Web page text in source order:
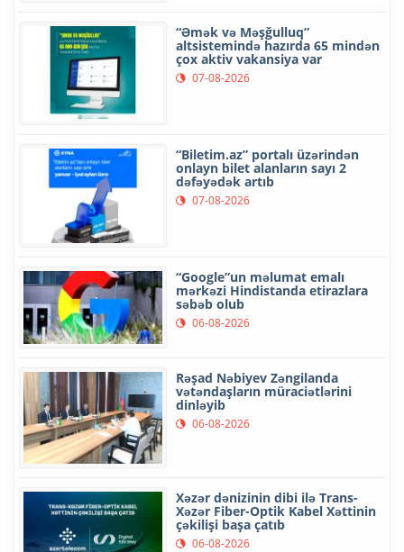
“Əmək və Məşğulluq”
altsistemində hazırda 65 mindən
çox aktiv vakansiya var
07-08-2026
“Biletim.az” portalı üzərindən
onlayn bilet alanların sayı 2
dəfəyədək artıb
07-08-2026
“Google”un məlumat emalı
mərkəzi Hindistanda etirazlara
səbəb olub
06-08-2026
Rəşad Nəbiyev Zəngilanda
vətəndaşların müraciətlərini
dinləyib
06-08-2026
Xəzər dənizinin dibi ilə Trans-
Xəzər Fiber-Optik Kabel Xəttinin
çəkilişi başa çatıb
06-08-2026